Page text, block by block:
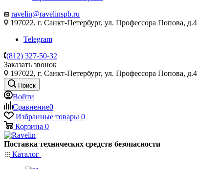
ravelin@ravelinspb.ru
197022, г. Санкт-Петербург, ул. Профессора Попова, д.4
Telegram
(812) 327-50-32
Заказать звонок
197022, г. Санкт-Петербург, ул. Профессора Попова, д.4
Поиск
Войти
Сравнение0
Избранные товары 0
Корзина 0
Поставка технических средств безопасности
Каталог